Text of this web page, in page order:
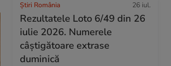
Știri România 26 iul.
Rezultatele Loto 6/49 din 26
iulie 2026. Numerele
câștigătoare extrase
duminică